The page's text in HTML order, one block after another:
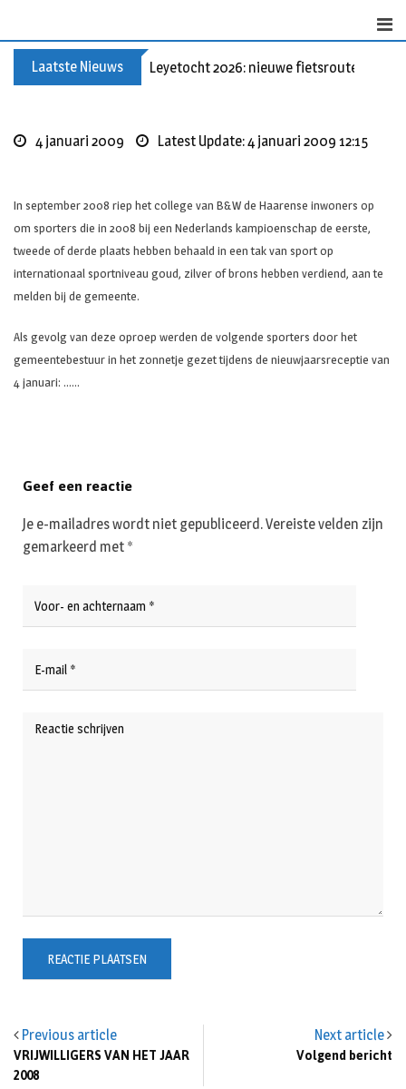
content
Laatste Nieuws Leyetocht 2026: nieuwe fietsroutes
4 januari 2009 Latest Update: 4 januari 2009 12:15
In september 2008 riep het college van B&W de Haarense inwoners op
om sporters die in 2008 bij een Nederlands kampioenschap de eerste,
tweede of derde plaats hebben behaald in een tak van sport op
internationaal sportniveau goud, zilver of brons hebben verdiend, aan te
melden bij de gemeente.
Als gevolg van deze oproep werden de volgende sporters door het
gemeentebestuur in het zonnetje gezet tijdens de nieuwjaarsreceptie van
4 januari: ……
Previous article
VRIJWILLIGERS VAN HET JAAR
2008
Next article
Volgend bericht
Geef een reactie
Je e-mailadres wordt niet gepubliceerd.Vereiste velden zijn
gemarkeerd met *